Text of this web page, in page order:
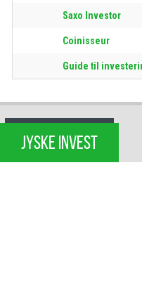
Saxo Investor
Coinisseur
Guide til
JYSKE INVEST